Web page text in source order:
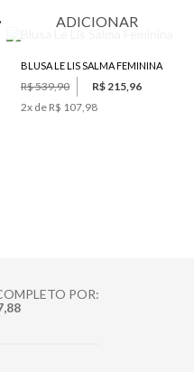
44 46
ADICIONAR
BLUSA LE LIS SALMA FEMININA
R$ 539,90
R$ 215,96
2x de R$ 107,98
POR: